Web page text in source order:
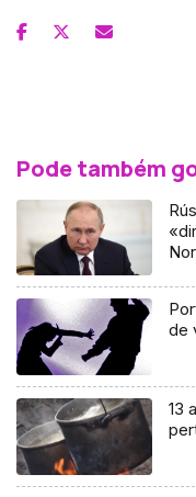
Pode também
de
13